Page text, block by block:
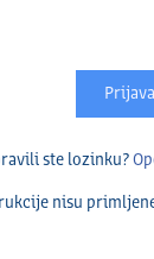
Prijava
ste lozinku?
nisu